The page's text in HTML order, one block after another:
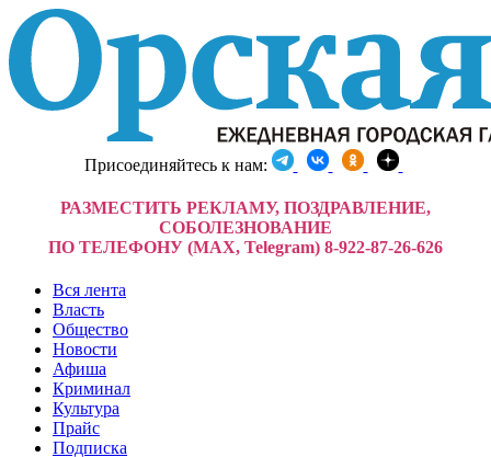
Присоединяйтесь к нам:
РАЗМЕСТИТЬ РЕКЛАМУ, ПОЗДРАВЛЕНИЕ,
СОБОЛЕЗНОВАНИЕ
ПО ТЕЛЕФОНУ (MAX, Telegram) 8-922-87-26-626
Вся лента
Власть
Общество
Новости
Афиша
Криминал
Культура
Прайс
Подписка